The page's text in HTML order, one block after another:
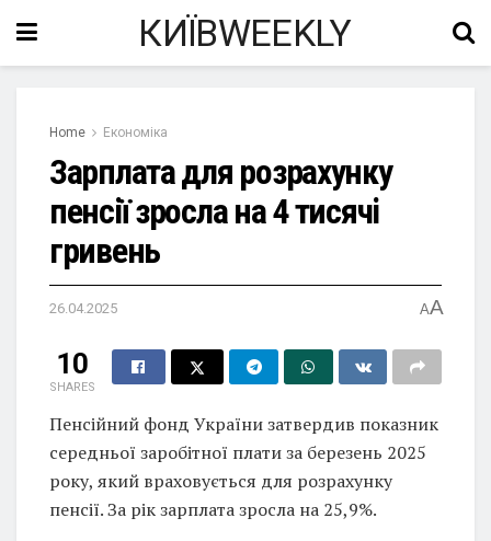
КИЇВWEEKLY
Home Економіка
Зарплата для розрахунку
пенсії зросла на 4 тисячі
гривень
26.04.2025 AA
10
SHARES
Пенсійний фонд України затвердив показник
середньої заробітної плати за березень 2025
року, який враховується для розрахунку
пенсії. За рік зарплата зросла на 25,9%.